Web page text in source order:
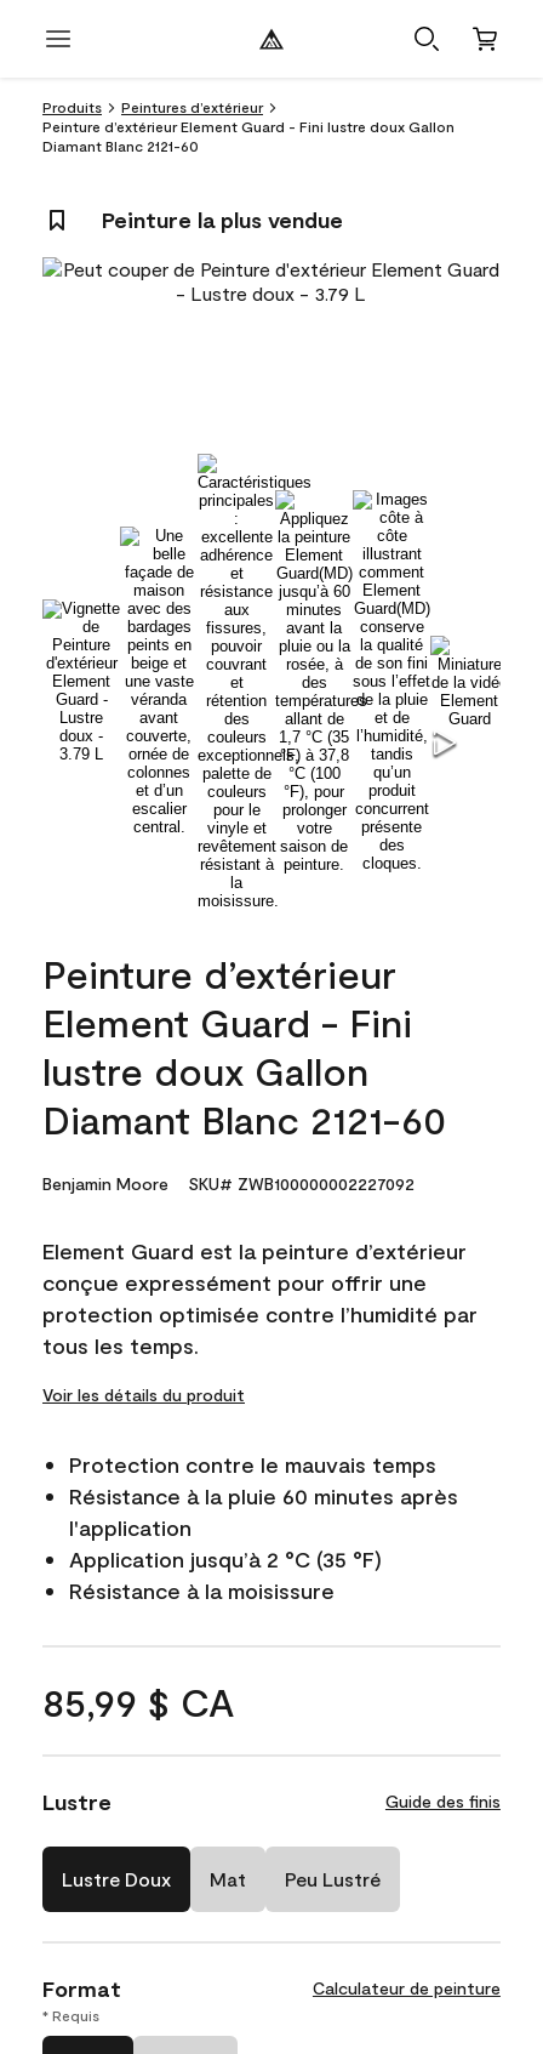
Produits
Peintures d’extérieur
Peinture d’extérieur Element Guard - Fini lustre doux Gallon
Diamant Blanc 2121-60
Peinture la plus vendue
Peinture d’extérieur
Element Guard - Fini
lustre doux Gallon
Diamant Blanc 2121-60
Benjamin Moore SKU# ZWB100000002227092
Element Guard est la peinture d’extérieur
conçue expressément pour offrir une
protection optimisée contre l’humidité par
tous les temps.
Voir les détails du produit
Protection contre le mauvais temps
Résistance à la pluie 60 minutes après
l'application
Application jusqu’à 2 °C (35 °F)
Résistance à la moisissure
85,99 $ CA
Lustre Guide des finis
Lustre Doux Mat Peu Lustré
Format Calculateur de peinture
* Requis